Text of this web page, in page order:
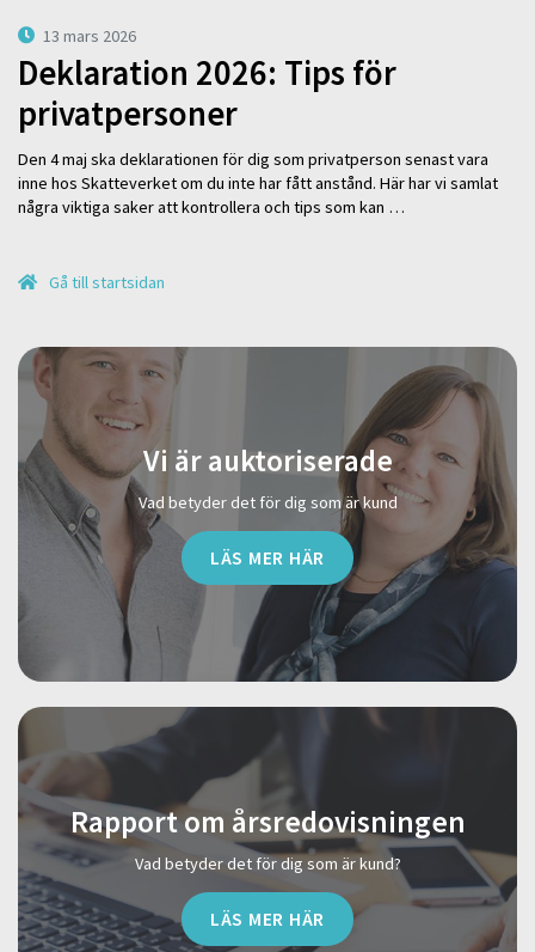
13 mars 2026
Deklaration 2026: Tips för
privatpersoner
Den 4 maj ska deklarationen för dig som privatperson senast vara
inne hos Skatteverket om du inte har fått anstånd. Här har vi samlat
några viktiga saker att kontrollera och tips som kan …
Gå till startsidan
Vi är auktoriserade
Vad betyder det för dig som är kund
LÄS MER HÄR
Rapport om årsredovisningen
Vad betyder det för dig som är kund?
LÄS MER HÄR